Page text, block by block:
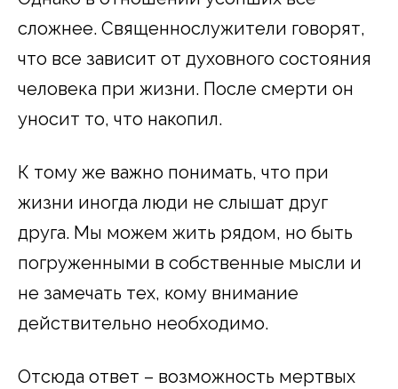
сложнее. Священнослужители говорят,
что все зависит от духовного состояния
человека при жизни. После смерти он
уносит то, что накопил.
К тому же важно понимать, что при
жизни иногда люди не слышат друг
друга. Мы можем жить рядом, но быть
погруженными в собственные мысли и
не замечать тех, кому внимание
действительно необходимо.
Отсюда ответ – возможность мертвых